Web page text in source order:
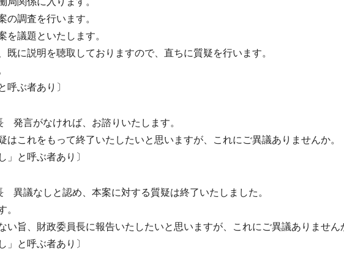
調査を行います。
議題といたします。
に説明を聴取しておりますので、直ちに質疑を行います。
ぶ者あり〕
発言がなければ、お諮りいたします。
これをもって終了いたしたいと思いますが、これにご異議ありませんか。
呼ぶ者あり〕
異議なしと認め、本案に対する質疑は終了いたしました。
。
い旨、財政委員長に報告いたしたいと思いますが、これにご異議ありません
呼ぶ者あり〕